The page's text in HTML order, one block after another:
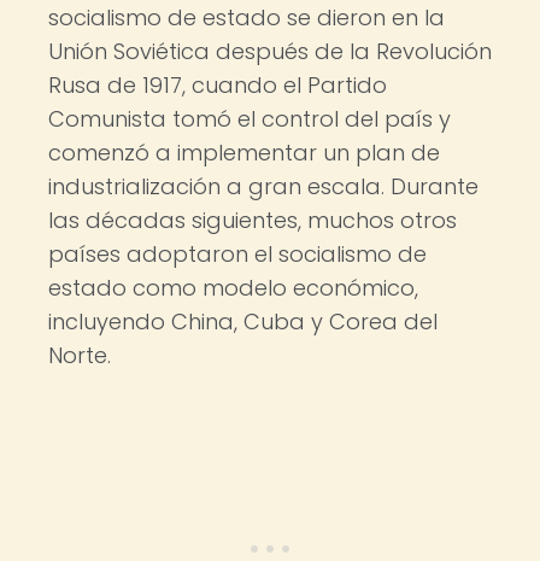
socialismo de estado se dieron en la
Unión Soviética después de la Revolución
Rusa de 1917, cuando el Partido
Comunista tomó el control del país y
comenzó a implementar un plan de
industrialización a gran escala. Durante
las décadas siguientes, muchos otros
países adoptaron el socialismo de
estado como modelo económico,
incluyendo China, Cuba y Corea del
Norte.